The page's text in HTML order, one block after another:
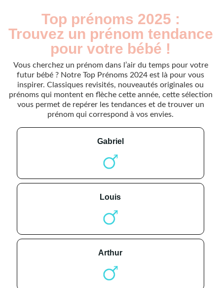
Top prénoms 2025 :
Trouvez un prénom tendance
pour votre bébé !
Vous cherchez un prénom dans l’air du temps pour votre
futur bébé ? Notre Top Prénoms 2024 est là pour vous
inspirer. Classiques revisités, nouveautés originales ou
prénoms qui montent en flèche cette année, cette sélection
vous permet de repérer les tendances et de trouver un
prénom qui correspond à vos envies.
gabriel
louis
arthur